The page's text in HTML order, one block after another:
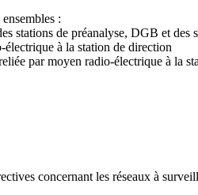
:
stations de préanalyse, DGB et des
à la station de direction
par moyen radio-électrique à la
concernant les réseaux à